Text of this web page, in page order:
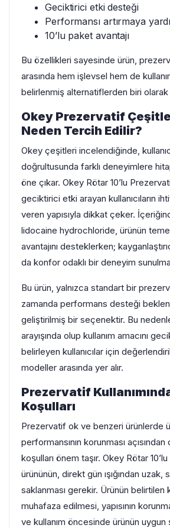
Geciktirici etki desteği
Performansı artırmaya
10’lu paket avantajı
Bu özellikleri sayesinde ürün,
arasında hem işlevsel hem de
belirlenmiş alternatiflerden biri olarak
Okey Prezervatif
Neden Tercih Edilir?
Okey çeşitleri incelendiğinde,
doğrultusunda farklı deneyimlere
öne çıkar. Okey Rötar 10’lu
geciktirici etki arayan kullanıcıların
veren yapısıyla dikkat çeker.
lidocaine hydrochloride, ürünün
avantajını desteklerken;
da konfor odaklı bir deneyim
Bu ürün, yalnızca standart bir
zamanda performans desteği
geliştirilmiş bir seçenektir. Bu
arayışında olup kullanım amacını
belirleyen kullanıcılar için
modeller arasında yer alır.
Prezervatif
Koşulları
Prezervatif ok ve benzeri ürünlerde
performansının korunması
koşulları önem taşır. Okey Rötar
ürününün, direkt gün ışığından
saklanması gerekir. Ürünün belirtilen
muhafaza edilmesi, yapısının
ve kullanım öncesinde ürünün uygun